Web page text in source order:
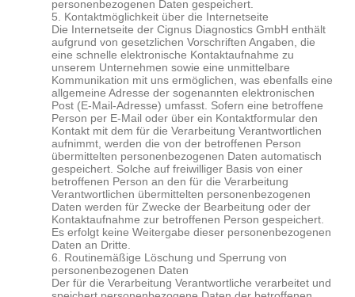
personenbezogenen Daten gespeichert.
5. Kontaktmöglichkeit über die Internetseite
Die Internetseite der Cignus Diagnostics GmbH enthält
aufgrund von gesetzlichen Vorschriften Angaben, die
eine schnelle elektronische Kontaktaufnahme zu
unserem Unternehmen sowie eine unmittelbare
Kommunikation mit uns ermöglichen, was ebenfalls eine
allgemeine Adresse der sogenannten elektronischen
Post (E-Mail-Adresse) umfasst. Sofern eine betroffene
Person per E-Mail oder über ein Kontaktformular den
Kontakt mit dem für die Verarbeitung Verantwortlichen
aufnimmt, werden die von der betroffenen Person
übermittelten personenbezogenen Daten automatisch
gespeichert. Solche auf freiwilliger Basis von einer
betroffenen Person an den für die Verarbeitung
Verantwortlichen übermittelten personenbezogenen
Daten werden für Zwecke der Bearbeitung oder der
Kontaktaufnahme zur betroffenen Person gespeichert.
Es erfolgt keine Weitergabe dieser personenbezogenen
Daten an Dritte.
6. Routinemäßige Löschung und Sperrung von
personenbezogenen Daten
Der für die Verarbeitung Verantwortliche verarbeitet und